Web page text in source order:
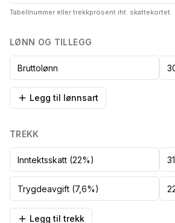
Tabellnummer eller trekkprosent iht. skattekortet.
LØNN OG TILLEGG
Legg til lønnsart
TREKK
Legg til trekk